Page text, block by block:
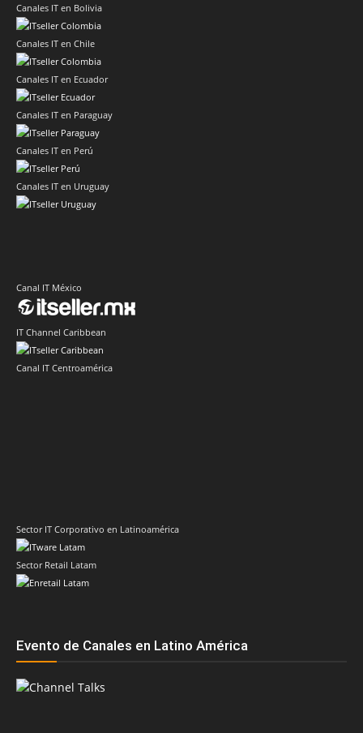
Canales IT en Bolivia
Canales IT en Chile
Canales IT en Ecuador
Canales IT en Paraguay
Canales IT en Perú
Canales IT en Uruguay
Canal IT México
IT Channel Caribbean
Canal IT Centroamérica
Sector IT Corporativo en Latinoamérica
Sector Retail Latam
Evento de Canales en Latino América